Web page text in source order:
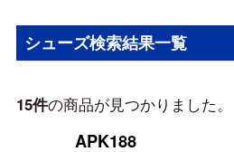
シューズ検索結果一覧
15件の商品が見つかりました。
APK188